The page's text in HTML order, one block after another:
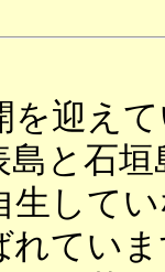
を迎え
と石垣
生して
れてい